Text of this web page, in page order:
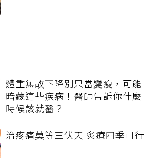
體重無故下降別只當變瘦，可能
暗藏這些疾病！醫師告訴你什麼
時候該就醫？
治疼痛莫等三伏天 炙療四季可行